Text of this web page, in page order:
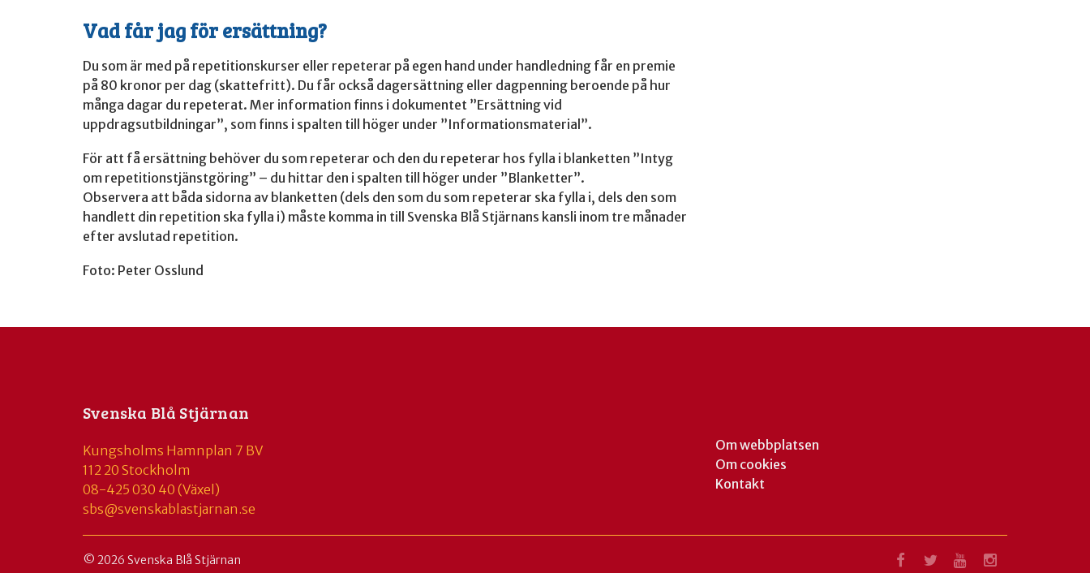
Vad får jag för ersättning?
Du som är med på repetitionskurser eller repeterar på egen hand under handledning får en premie
på 80 kronor per dag (skattefritt). Du får också dagersättning eller dagpenning beroende på hur
många dagar du repeterat. Mer information finns i dokumentet ”Ersättning vid
uppdragsutbildningar”, som finns i spalten till höger under ”Informationsmaterial”.
För att få ersättning behöver du som repeterar och den du repeterar hos fylla i blanketten ”Intyg
om repetitionstjänstgöring” – du hittar den i spalten till höger under ”Blanketter”.
Observera att båda sidorna av blanketten (dels den som du som repeterar ska fylla i, dels den som
handlett din repetition ska fylla i) måste komma in till Svenska Blå Stjärnans kansli inom tre månader
efter avslutad repetition.
Foto: Peter Osslund
Svenska Blå Stjärnan
Kungsholms Hamnplan 7 BV
112 20 Stockholm
08-425 030 40 (Växel)
sbs@svenskablastjarnan.se
Om webbplatsen
Om cookies
Kontakt
© 2026 Svenska Blå Stjärnan